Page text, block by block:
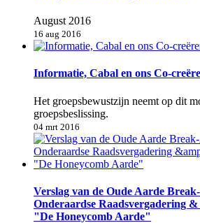
August 2016
16 aug 2016
Informatie, Cabal en ons Co-
Het groepsbewustzijn neemt op dit
groepsbeslissing.
04 mrt 2016
Verslag van de Oude Aarde
Onderaardse Raadsvergadering
"De Honeycomb Aarde"